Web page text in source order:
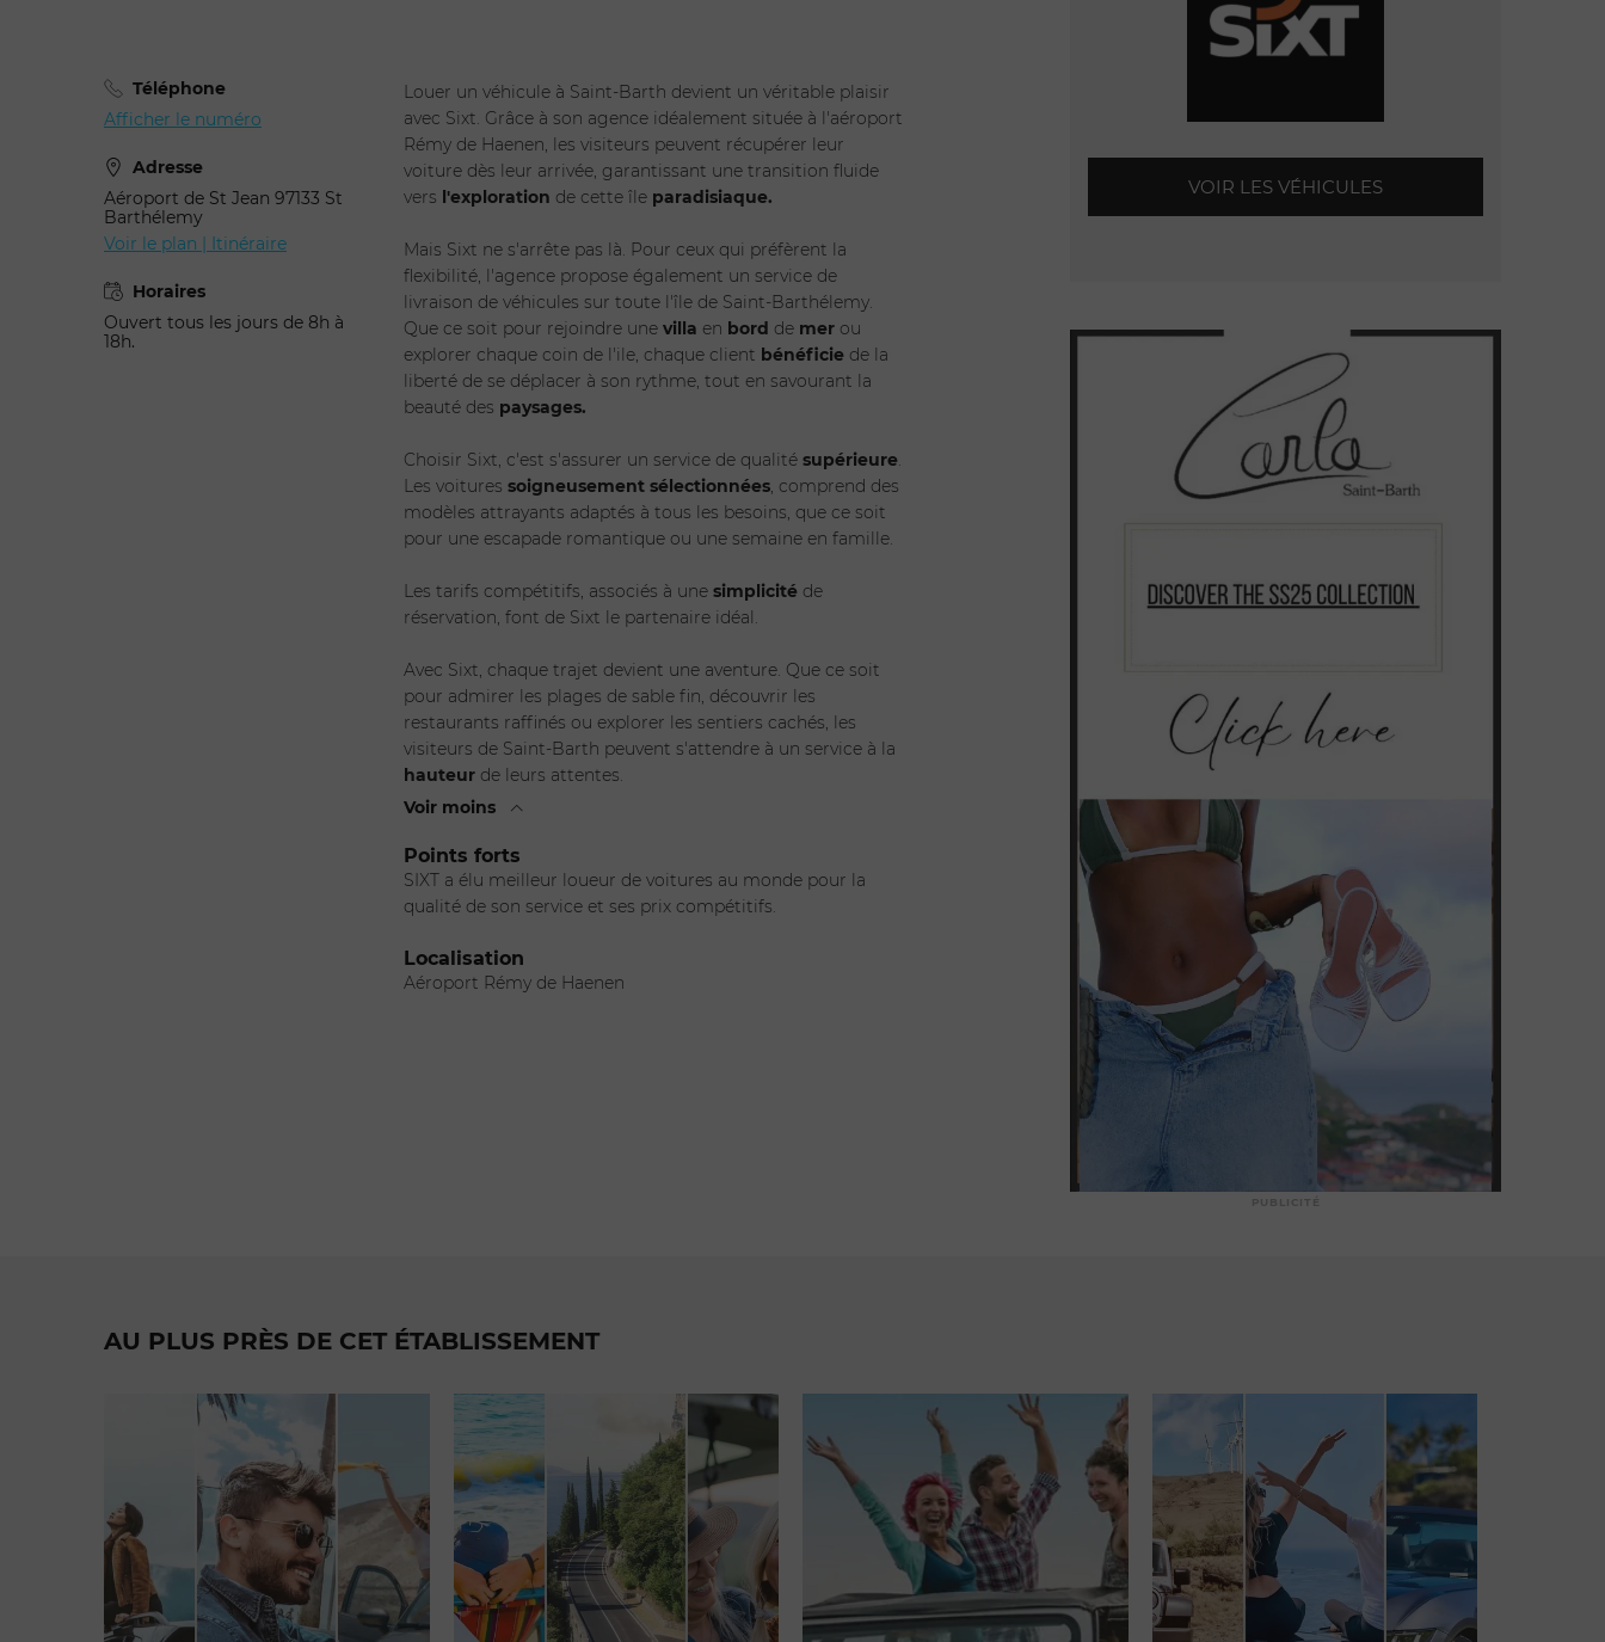
Téléphone
Afficher le numéro
Adresse
Aéroport de St Jean 97133 St
Barthélemy
Voir le plan | Itinéraire
Horaires
Ouvert tous les jours de 8h à
18h.
Louer un véhicule à Saint-Barth devient un véritable plaisir
avec Sixt. Grâce à son agence idéalement située à l'aéroport
Rémy de Haenen, les visiteurs peuvent récupérer leur
voiture dès leur arrivée, garantissant une transition fluide
vers l'exploration de cette île paradisiaque.
Mais Sixt ne s'arrête pas là. Pour ceux qui préfèrent la
flexibilité, l'agence propose également un service de
livraison de véhicules sur toute l'île de Saint-Barthélemy.
Que ce soit pour rejoindre unevilla en bord de mer ou
explorer chaque coin de l'ile, chaque client bénéficie de la
liberté de se déplacer à son rythme, tout en savourant la
beauté des paysages.
Choisir Sixt, c'est s'assurer un service de qualitésupérieure.
Les voituressoigneusement sélectionnées, comprend des
modèles attrayants adaptés à tous les besoins, que ce soit
pour une escapade romantique ou une semaine en famille.
Les tarifs compétitifs, associés à unesimplicité de
réservation, font de Sixt le partenaire idéal.
Avec Sixt, chaque trajet devient une aventure. Que ce soit
pour admirer les plages de sable fin, découvrir les
restaurants raffinés ou explorer les sentiers cachés, les
visiteurs de Saint-Barth peuvent s'attendre à un service à la
hauteur de leurs attentes.
Voir moins
Points forts
SIXT a élu meilleur loueur de voitures au monde pour la
qualité de son service et ses prix compétitifs.
Localisation
Aéroport Rémy de Haenen
VOIR LES VÉHICULES
PUBLICITÉ
AU PLUS PRÈS DE CET ÉTABLISSEMENT